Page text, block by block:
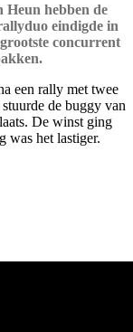
hebben de
eindigde in
concurrent
een rally met twee
de buggy van
De winst ging
was het lastiger.